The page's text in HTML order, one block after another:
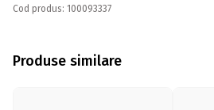
Cod produs: 100093337
Produse similare